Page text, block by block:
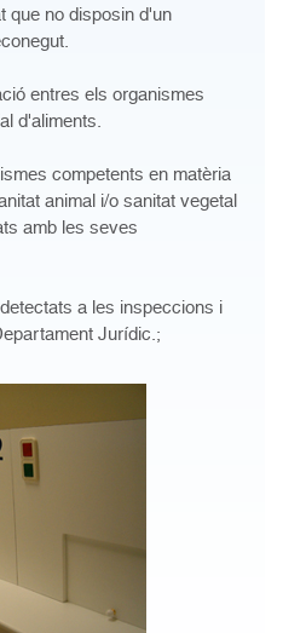
que no disposin d'un
entres els organismes
d'aliments.
competents en matèria
animal i/o sanitat vegetal
amb les seves
a les inspeccions i
Jurídic.;